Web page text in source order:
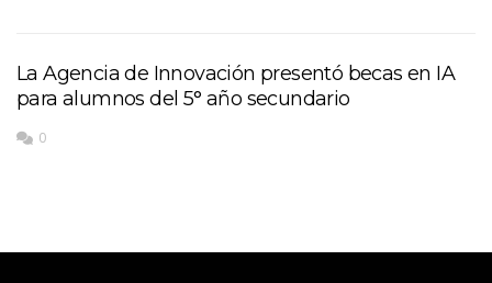
La Agencia de Innovación presentó becas en IA
para alumnos del 5° año secundario
0